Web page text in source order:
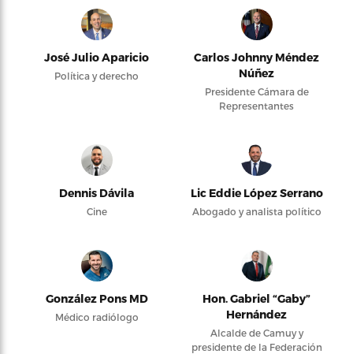
José Julio Aparicio
Política y derecho
Carlos Johnny Méndez
Núñez
Presidente Cámara de
Representantes
Dennis Dávila
Cine
Lic Eddie López Serrano
Abogado y analista político
González Pons MD
Médico radiólogo
Hon. Gabriel “Gaby”
Hernández
Alcalde de Camuy y
presidente de la Federación